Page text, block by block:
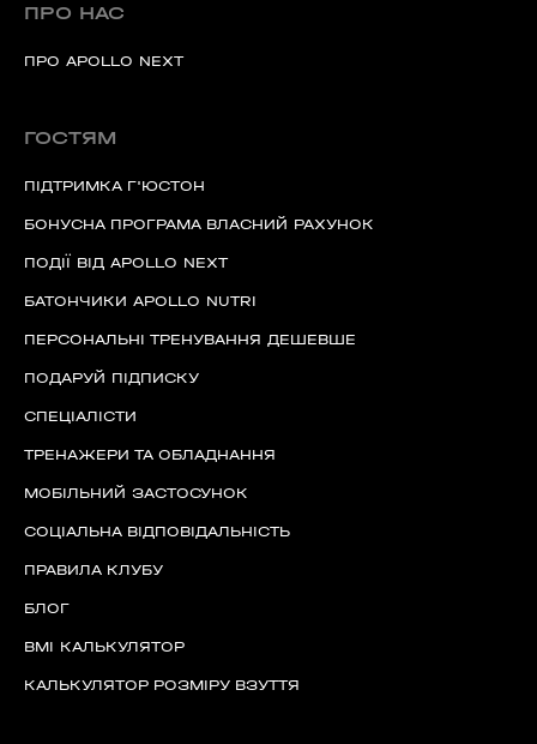
ПРО НАС
ПРО APOLLO NEXT
ГОСТЯМ
ПІДТРИМКА Г'ЮСТОН
БОНУСНА ПРОГРАМА ВЛАСНИЙ РАХУНОК
ПОДІЇ ВІД APOLLO NEXT
БАТОНЧИКИ APOLLO NUTRI
ПЕРСОНАЛЬНІ ТРЕНУВАННЯ ДЕШЕВШЕ
ПОДАРУЙ ПІДПИСКУ
СПЕЦІАЛІСТИ
ТРЕНАЖЕРИ ТА ОБЛАДНАННЯ
МОБІЛЬНИЙ ЗАСТОСУНОК
СОЦІАЛЬНА ВІДПОВІДАЛЬНІСТЬ
ПРАВИЛА КЛУБУ
БЛОГ
BMI КАЛЬКУЛЯТОР
КАЛЬКУЛЯТОР РОЗМІРУ ВЗУТТЯ